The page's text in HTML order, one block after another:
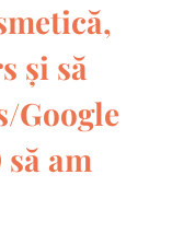
și să
Google
am